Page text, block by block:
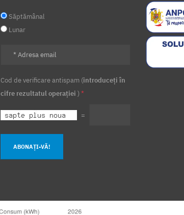
Săptămânal
Lunar
Cod de verificare antispam (introduceți în
cifre rezultatul operației ) *
=
ABONAȚI-VĂ!